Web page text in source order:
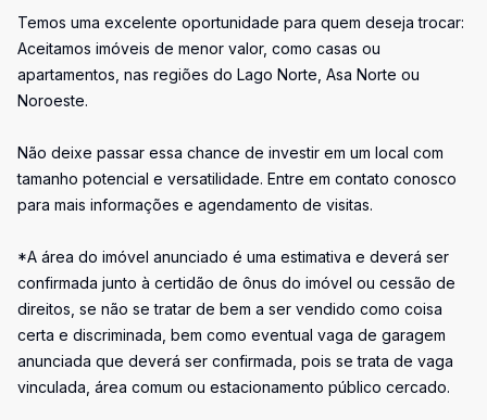
Temos uma excelente oportunidade para quem deseja trocar:
Aceitamos imóveis de menor valor, como casas ou
apartamentos, nas regiões do Lago Norte, Asa Norte ou
Noroeste.
Não deixe passar essa chance de investir em um local com
tamanho potencial e versatilidade. Entre em contato conosco
para mais informações e agendamento de visitas.
*A área do imóvel anunciado é uma estimativa e deverá ser
confirmada junto à certidão de ônus do imóvel ou cessão de
direitos, se não se tratar de bem a ser vendido como coisa
certa e discriminada, bem como eventual vaga de garagem
anunciada que deverá ser confirmada, pois se trata de vaga
vinculada, área comum ou estacionamento público cercado.